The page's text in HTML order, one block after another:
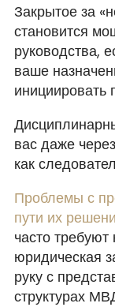
Закрытое за
становится
руководства,
ваше
инициировать
вас даже
как
Проблемы с
пути их
часто
юридическая
руку с
структурах